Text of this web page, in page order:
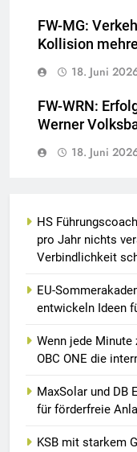
FW-MG:
Kollision
18. Juni
FW-WRN:
Werner
18. Juni
HS
pro Jahr nichts
Verbindlichkeit
EU-
entwickeln Ideen
Wenn jede Minute
OBC ONE die
MaxSolar und DB
für förderfreie
KSB mit starkem